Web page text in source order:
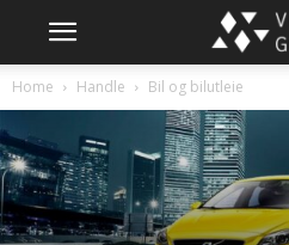
Home Handle Bil og bilutleie